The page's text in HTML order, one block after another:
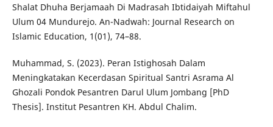
Shalat Dhuha Berjamaah Di Madrasah Ibtidaiyah Miftahul
Ulum 04 Mundurejo. An-Nadwah: Journal Research on
Islamic Education, 1(01), 74–88.
Muhammad, S. (2023). Peran Istighosah Dalam
Meningkatakan Kecerdasan Spiritual Santri Asrama Al
Ghozali Pondok Pesantren Darul Ulum Jombang [PhD
Thesis]. Institut Pesantren KH. Abdul Chalim.